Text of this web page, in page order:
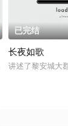
军覆没，冤死
已完结
长夜如歌
讲述了黎安城大